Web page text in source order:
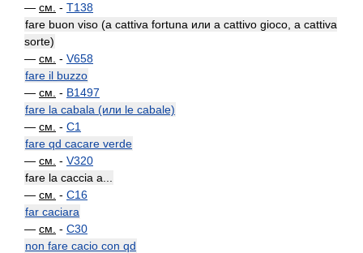
— см. - T138
fare buon viso (a cattiva fortuna или a cattivo gioco, a cattiva
sorte)
— см. - V658
fare il buzzo
— см. - B1497
fare la cabala (или le cabale)
— см. - C1
fare qd cacare verde
— см. - V320
fare la caccia a...
— см. - C16
far caciara
— см. - C30
non fare cacio con qd